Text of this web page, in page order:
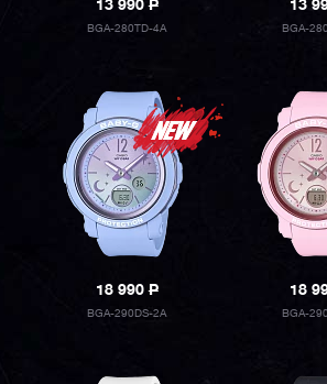
13 990P
BGA-280TD-4A
13
BGA-
18 990P
BGA-290DS-2A
18
BGA-